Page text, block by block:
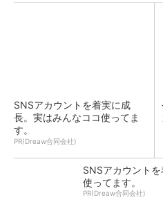
SNSアカウントを着実に成
長。実はみんなココ使ってま
す。
PR(Dreaw合同会社)
SNSアカウント
使ってます。
PR(Dreaw合同会社)